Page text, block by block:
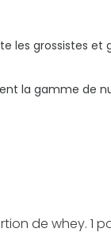
les grossistes et
la gamme de
de whey. 1